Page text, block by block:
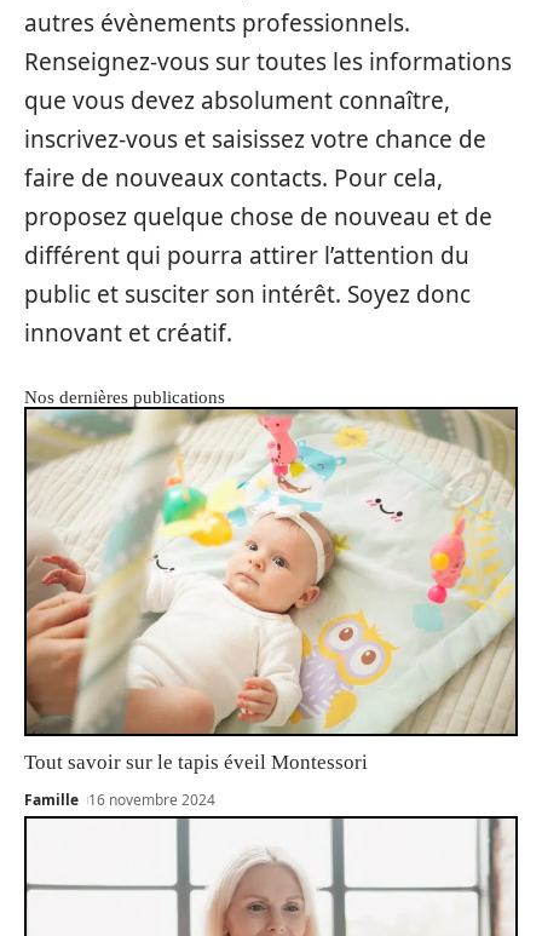
autres évènements professionnels.
Renseignez-vous sur toutes les informations
que vous devez absolument connaître,
inscrivez-vous et saisissez votre chance de
faire de nouveaux contacts. Pour cela,
proposez quelque chose de nouveau et de
différent qui pourra attirer l’attention du
public et susciter son intérêt. Soyez donc
innovant et créatif.
Nos dernières publications
Tout savoir sur le tapis éveil Montessori
Famille 16 novembre 2024